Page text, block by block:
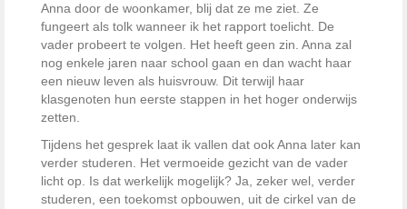
Anna door de woonkamer, blij dat ze me ziet. Ze
fungeert als tolk wanneer ik het rapport toelicht. De
vader probeert te volgen. Het heeft geen zin. Anna zal
nog enkele jaren naar school gaan en dan wacht haar
een nieuw leven als huisvrouw. Dit terwijl haar
klasgenoten hun eerste stappen in het hoger onderwijs
zetten.
Tijdens het gesprek laat ik vallen dat ook Anna later kan
verder studeren. Het vermoeide gezicht van de vader
licht op. Is dat werkelijk mogelijk? Ja, zeker wel, verder
studeren, een toekomst opbouwen, uit de cirkel van de